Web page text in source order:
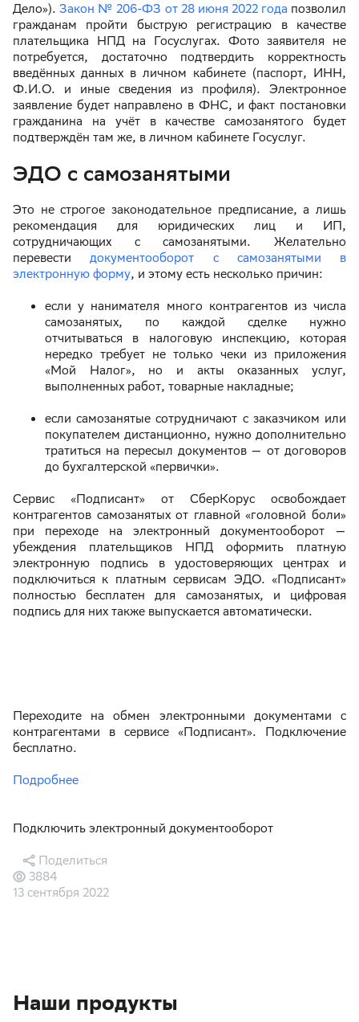
Дело»).Закон № 206-ФЗ от 28 июня 2022 года позволил
гражданам пройти быструю регистрацию в качестве
плательщика НПД на Госуслугах. Фото заявителя не
потребуется, достаточно подтвердить корректность
введённых данных в личном кабинете (паспорт, ИНН,
Ф.И.О. и иные сведения из профиля). Электронное
заявление будет направлено в ФНС, и факт постановки
гражданина на учёт в качестве самозанятого будет
подтверждён там же, в личном кабинете Госуслуг.
ЭДО с самозанятыми
Это не строгое законодательное предписание, а лишь
рекомендация для юридических лиц и ИП,
сотрудничающих с самозанятыми. Желательно
перевестидокументооборот с самозанятыми в
электронную форму, и этому есть несколько причин:
если у нанимателя много контрагентов из числа
самозанятых, по каждой сделке нужно
отчитываться в налоговую инспекцию, которая
нередко требует не только чеки из приложения
«Мой Налог», но и акты оказанных услуг,
выполненных работ, товарные накладные;
если самозанятые сотрудничают с заказчиком или
покупателем дистанционно, нужно дополнительно
тратиться на пересыл документов — от договоров
до бухгалтерской «первички».
Сервис «Подписант» от СберКорус освобождает
контрагентов самозанятых от главной «головной боли»
при переходе на электронный документооборот —
убеждения плательщиков НПД оформить платную
электронную подпись в удостоверяющих центрах и
подключиться к платным сервисам ЭДО. «Подписант»
полностью бесплатен для самозанятых, и цифровая
подпись для них также выпускается автоматически.
Переходите на обмен электронными документами с
контрагентами в сервисе «Подписант». Подключение
бесплатно.
Подробнее
Подключить электронный документооборот
13 сентября 2022
3884
Поделиться
Наши продукты